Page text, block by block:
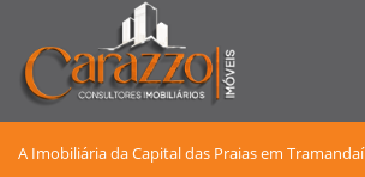
A Imobiliária da Capital das Praias em Tramandaí